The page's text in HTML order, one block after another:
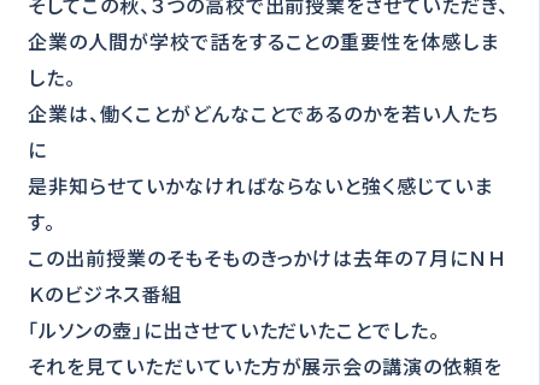
企業の人間が学校で話をすることの重要性を体感しま
した。
企業は、働くことがどんなことであるのかを若い人たち
に
是非知らせていかなければならないと強く感じていま
す。
この出前授業のそもそものきっかけは去年の７月にＮＨ
Ｋのビジネス番組
「ルソンの壺」に出させていただいたことでした。
それを見ていただいていた方が展示会の講演の依頼を